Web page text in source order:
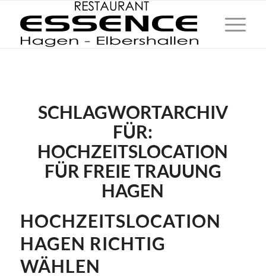
SCHLAGWORTARCHIV
FÜR:
HOCHZEITSLOCATION
FÜR FREIE TRAUUNG
HAGEN
HOCHZEITSLOCATION
HAGEN RICHTIG
WÄHLEN